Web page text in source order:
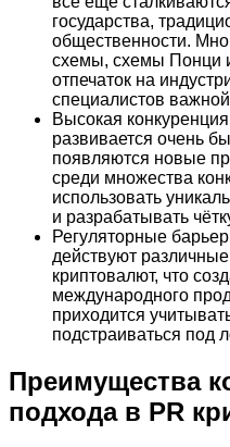
государства,
общественности.
схемы, схемы Понци
отпечаток на
специалистов
Высокая
развивается очень
появляются новые
среди множества
использовать
и разрабатывать
Регуляторные
действуют
криптовалют, что
международного
приходится
подстраиваться под
Преимущества
подхода в PR